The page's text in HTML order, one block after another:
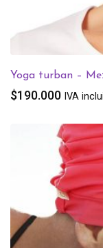
Yoga turban –
$190.000 IVA